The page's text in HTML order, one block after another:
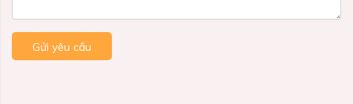
Gửi yêu cầu